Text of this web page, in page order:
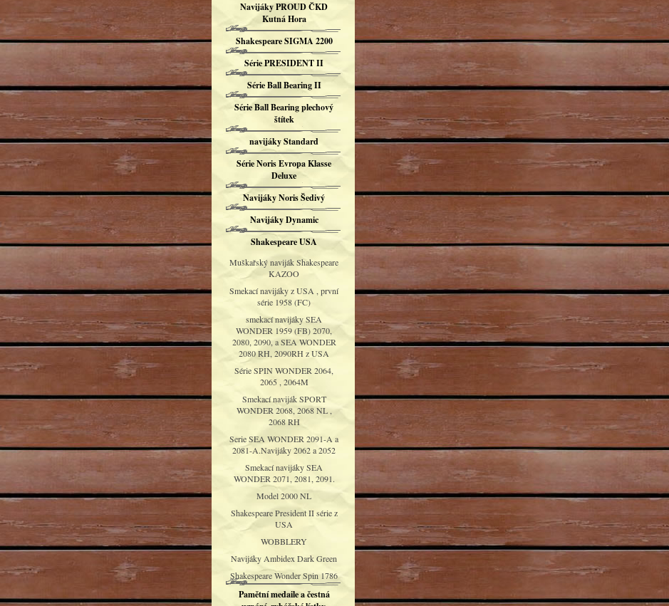
Navijáky PROUD ČKD
Kutná Hora
Shakespeare SIGMA 2200
Série PRESIDENT II
Série Ball Bearing II
Série Ball Bearing plechový
štítek
navijáky Standard
Série Noris Evropa Klasse
Deluxe
Navijáky Noris Šedivý
Navijáky Dynamic
Shakespeare USA
Muškařský naviják Shakespeare
KAZOO
Smekací navijáky z USA , první
série 1958 (FC)
smekací navijáky SEA
WONDER 1959 (FB) 2070,
2080, 2090, a SEA WONDER
2080 RH, 2090RH z USA
Série SPIN WONDER 2064,
2065 , 2064M
Smekací naviják SPORT
WONDER 2068, 2068 NL ,
2068 RH
Serie SEA WONDER 2091-A a
2081-A.Navijáky 2062 a 2052
Smekací navijáky SEA
WONDER 2071, 2081, 2091.
Model 2000 NL
Shakespeare President II série z
USA
WOBBLERY
Navijáky Ambidex Dark Green
Shakespeare Wonder Spin 1786
Pamětní medaile a čestná